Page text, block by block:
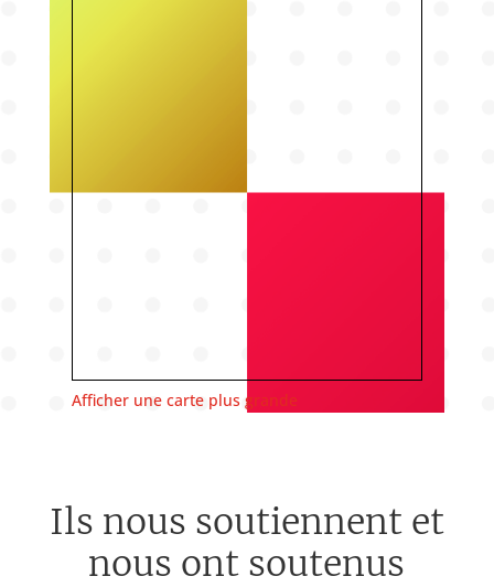
Afficher une carte plus grande
Ils nous soutiennent et
nous ont soutenus